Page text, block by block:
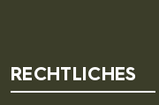
RECHTLICHES